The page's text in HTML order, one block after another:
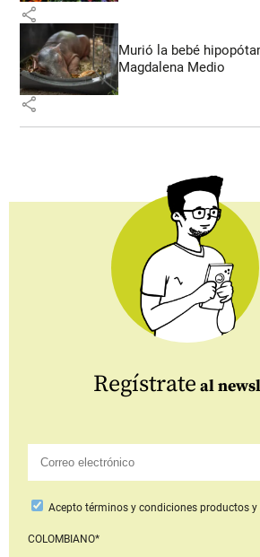
share
Murió la bebé
Magdalena Medio
share
Regístrate al
Aceptotérminos y condiciones productos
COLOMBIANO*